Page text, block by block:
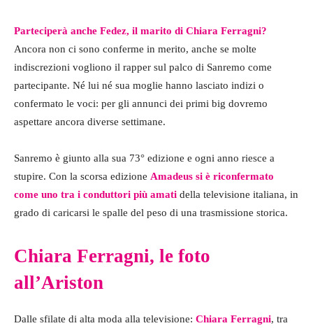
Parteciperà anche Fedez, il marito di Chiara Ferragni?
Ancora non ci sono conferme in merito, anche se molte
indiscrezioni vogliono il rapper sul palco di Sanremo come
partecipante. Né lui né sua moglie hanno lasciato indizi o
confermato le voci: per gli annunci dei primi big dovremo
aspettare ancora diverse settimane.
Sanremo è giunto alla sua 73° edizione e ogni anno riesce a
stupire. Con la scorsa edizione Amadeus si è riconfermato
come uno tra i conduttori più amati della televisione italiana, in
grado di caricarsi le spalle del peso di una trasmissione storica.
Chiara Ferragni, le foto
all’Ariston
Dalle sfilate di alta moda alla televisione: Chiara Ferragni, tra